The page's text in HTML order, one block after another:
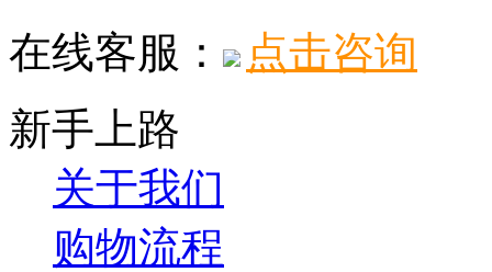
在线客服：
点击咨询
新手上路
关于我们
购物流程